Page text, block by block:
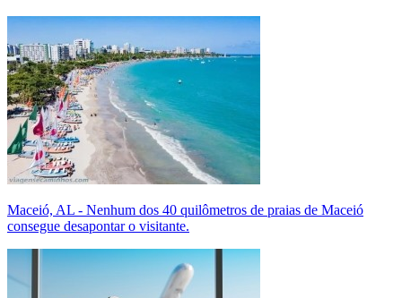
Maceió, AL - Nenhum dos 40 quilômetros de praias de Maceió
consegue desapontar o visitante.